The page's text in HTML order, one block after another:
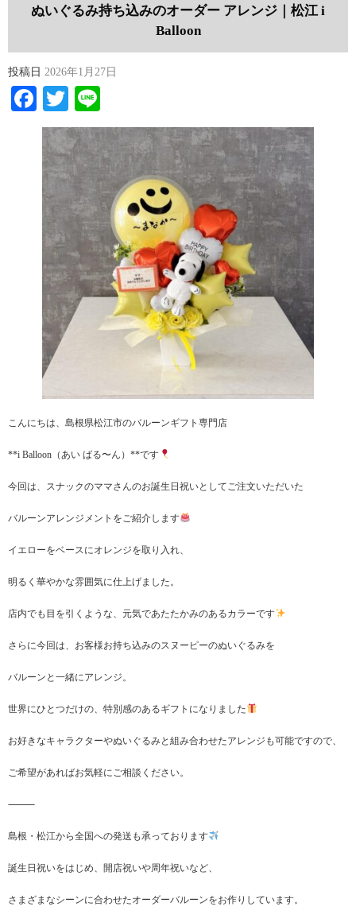
ぬいぐるみ持ち込みのオーダー アレンジ｜松江 i
Balloon
投稿日 2026年1月27日
Facebook
Twitter
こんにちは、島根県松江市のバルーンギフト専門店
**i Balloon（あい ばる〜ん）**です
今回は、スナックのママさんのお誕生日祝いとしてご注文いただいた
バルーンアレンジメントをご紹介します
イエローをベースにオレンジを取り入れ、
明るく華やかな雰囲気に仕上げました。
店内でも目を引くような、元気であたたかみのあるカラーです
さらに今回は、お客様お持ち込みのスヌーピーのぬいぐるみを
バルーンと一緒にアレンジ。
世界にひとつだけの、特別感のあるギフトになりました
お好きなキャラクターやぬいぐるみと組み合わせたアレンジも可能ですので、
ご希望があればお気軽にご相談ください。
⸻
島根・松江から全国への発送も承っております
誕生日祝いをはじめ、開店祝いや周年祝いなど、
さまざまなシーンに合わせたオーダーバルーンをお作りしています。